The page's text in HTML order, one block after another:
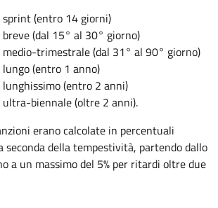
(entro 14 giorni)
(dal 15° al 30° giorno)
trimestrale (dal 31° al 90° giorno)
(entro 1 anno)
(entro 2 anni)
biennale (oltre 2 anni).
erano calcolate in percentuali
seconda della tempestività, partendo dallo
a un massimo del 5% per ritardi oltre due